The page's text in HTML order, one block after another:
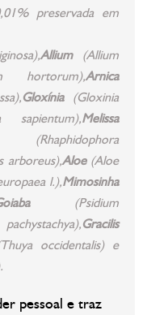
preservada em
),Allium(Allium
hortorum),Arnica
),Gloxínia(Gloxinia
sapientum),Melissa
Rhaphidophora
arboreus),Aloe(Aloe
l.),Mimosinha
(Psidium
),Gracilis
Thuya occidentalis) e
pessoal e traz